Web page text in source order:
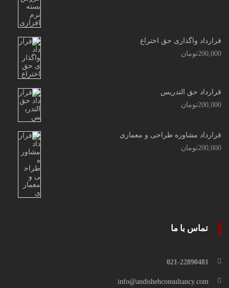
قرارداد واگذاری حق اختراع
200,000تومان
قرارداد حق التدریس
200,000تومان
قرارداد مشاوره طراحی و معماری
200,000تومان
تماس با ما
021-22890481
info@andishehconsultancy.com